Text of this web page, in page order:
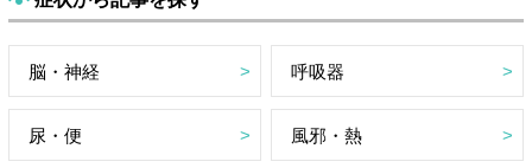
脳・神経 呼吸器
尿・便 風邪・熱